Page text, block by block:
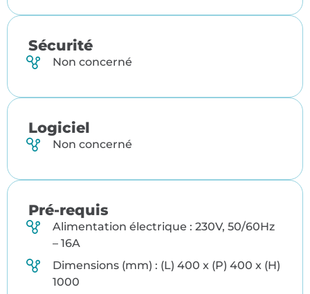
Sécurité
Non concerné
Logiciel
Non concerné
Pré-requis
Alimentation électrique : 230V, 50/60Hz
– 16A
Dimensions (mm) : (L) 400 x (P) 400 x (H)
1000